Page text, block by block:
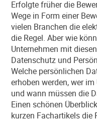
und
zum
festen
Preis
beim
Notar“
Erfolgte früher die
Wege in Form einer
vielen Branchen die
die Regel. Aber wie
Unternehmen mit
Datenschutz und
Welche persönlichen
erhoben werden, wer
und wann müssen die
Einen schönen
kurzen Fachartikels die